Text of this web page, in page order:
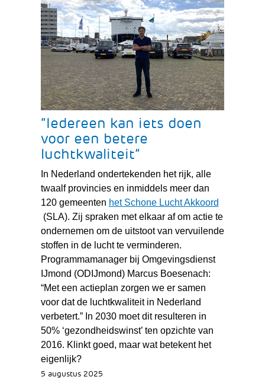
“Iedereen kan iets doen
voor een betere
luchtkwaliteit”
In Nederland ondertekenden het rijk, alle
twaalf provincies en inmiddels meer dan
120 gemeenten het Schone Lucht Akkoord
(verwijst
naar
een
andere
website)
(SLA). Zij spraken met elkaar af om actie te
ondernemen om de uitstoot van vervuilende
stoffen in de lucht te verminderen.
Programmamanager bij Omgevingsdienst
IJmond (ODIJmond) Marcus Boesenach:
“Met een actieplan zorgen we er samen
voor dat de luchtkwaliteit in Nederland
verbetert.” In 2030 moet dit resulteren in
50% ‘gezondheidswinst’ ten opzichte van
2016. Klinkt goed, maar wat betekent het
eigenlijk?
5 augustus 2025